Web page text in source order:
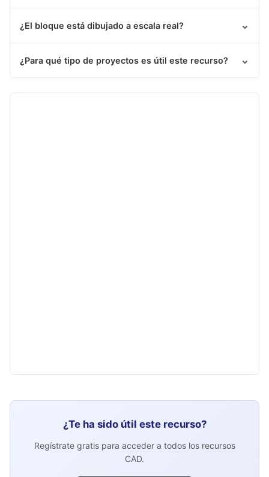
¿El bloque está dibujado a escala real? ⌄
¿Para qué tipo de proyectos es útil este recurso? ⌄
¿Te ha sido útil este recurso?
Regístrate gratis para acceder a todos los recursos
CAD.